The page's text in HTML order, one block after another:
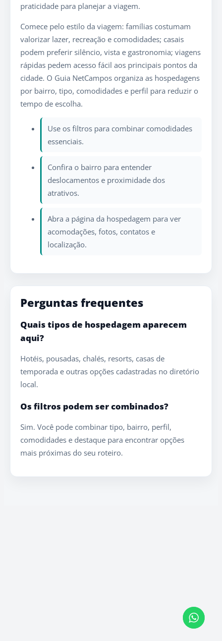
praticidade para planejar a viagem.
Comece pelo estilo da viagem: famílias costumam
valorizar lazer, recreação e comodidades; casais
podem preferir silêncio, vista e gastronomia; viagens
rápidas pedem acesso fácil aos principais pontos da
cidade. O Guia NetCampos organiza as hospedagens
por bairro, tipo, comodidades e perfil para reduzir o
tempo de escolha.
Use os filtros para combinar comodidades
essenciais.
Confira o bairro para entender
deslocamentos e proximidade dos
atrativos.
Abra a página da hospedagem para ver
acomodações, fotos, contatos e
localização.
Perguntas frequentes
Quais tipos de hospedagem aparecem
aqui?
Hotéis, pousadas, chalés, resorts, casas de
temporada e outras opções cadastradas no diretório
local.
Os filtros podem ser combinados?
Sim. Você pode combinar tipo, bairro, perfil,
comodidades e destaque para encontrar opções
mais próximas do seu roteiro.